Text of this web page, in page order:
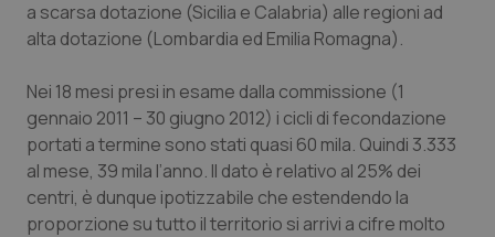
a scarsa dotazione (Sicilia e Calabria) alle regioni ad
alta dotazione (Lombardia ed Emilia Romagna).
Nei 18 mesi presi in esame dalla commissione (1
gennaio 2011 – 30 giugno 2012) i cicli di fecondazione
portati a termine sono stati quasi 60 mila. Quindi 3.333
al mese, 39 mila l’anno. Il dato è relativo al 25% dei
centri, è dunque ipotizzabile che estendendo la
proporzione su tutto il territorio si arrivi a cifre molto